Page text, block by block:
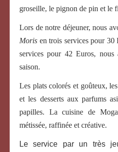
groseille, le pignon de pin et le
Lors de notre déjeuner, nous
Moris en trois services pour 30
services pour 42 Euros,
saison.
Les plats colorés et goûteux,
et les desserts aux parfums
papilles. La cuisine de
métissée, raffinée et créative.
Le service par un très